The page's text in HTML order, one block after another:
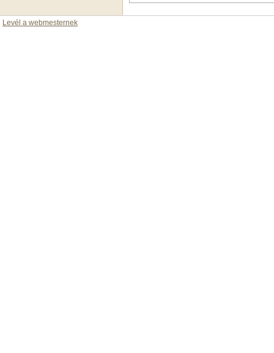
Levél a webmesternek